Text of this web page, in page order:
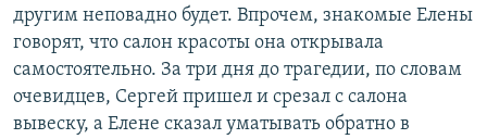
другим неповадно будет. Впрочем, знакомые Елены
говорят, что салон красоты она открывала
самостоятельно. За три дня до трагедии, по словам
очевидцев, Сергей пришел и срезал с салона
вывеску, а Елене сказал уматывать обратно в